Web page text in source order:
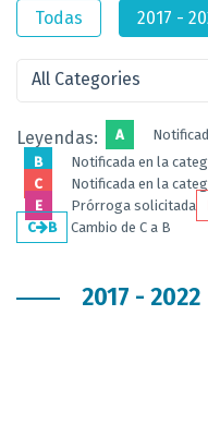
Todas 2017 -
All Categories
Leyendas: A
B
Notificada en la
C
Notificada en la
E
Prórroga solicitada
C
B Cambio de C a B
2017 - 2022